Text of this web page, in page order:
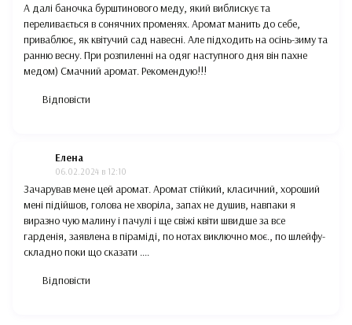
А далі баночка бурштинового меду, який виблискує та
переливається в сонячних променях. Аромат манить до себе,
приваблює, як квітучий сад навесні. Але підходить на осінь-зиму та
ранню весну. При розпиленні на одяг наступного дня він пахне
медом) Смачний аромат. Рекомендую!!!
Відповісти
Елена
06.02.2024 в 12:10
Зачарував мене цей аромат. Аромат стійкий, класичний, хороший
мені підійшов, голова не хворіла, запах не душив, навпаки я
виразно чую малину і пачулі і ще свіжі квіти швидше за все
гарденія, заявлена в піраміді, по нотах виключно моє., по шлейфу-
складно поки що сказати ....
Відповісти